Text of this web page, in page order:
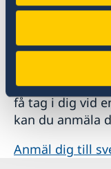
Anmäl din
Om du vill att
få tag i dig vid
kan du anmäla
Anmäl dig till